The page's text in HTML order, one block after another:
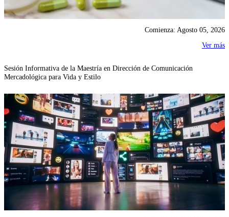
Comienza: Agosto 05, 2026
Ver más
Sesión Informativa de la Maestría en Dirección de Comunicación
Mercadológica para Vida y Estilo